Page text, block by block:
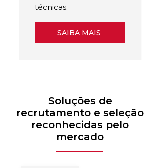
técnicas.
SAIBA MAIS
Soluções de
recrutamento e seleção
reconhecidas pelo
mercado